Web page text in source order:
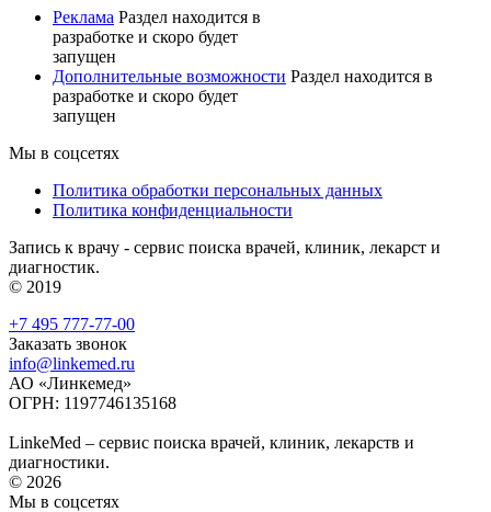
Реклама Раздел находится в
разработке и скоро будет
запущен
Дополнительные возможности Раздел находится в
разработке и скоро будет
запущен
Мы в соцсетях
Политика обработки персональных данных
Политика конфиденциальности
Запись к врачу - сервис поиска врачей, клиник, лекарст и
диагностик.
© 2019
+7 495 777-77-00
Заказать звонок
info@linkemed.ru
АО «Линкемед»
ОГРН: 1197746135168
LinkeMed – сервис поиска врачей, клиник, лекарств и
диагностики.
© 2026
Мы в соцсетях